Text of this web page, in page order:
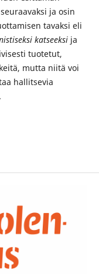
ja osin
tavaksi eli
katseeksija
tuotetut,
mutta niitä voi
hallitsevia